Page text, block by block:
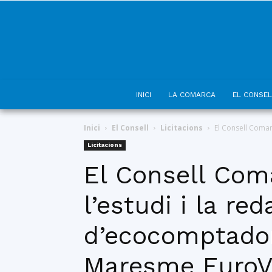
INICI LA COMARCA EL
Inici El Consell Licitacions El Consell
Licitacions
El Consell
l’estudi i la
Maresme